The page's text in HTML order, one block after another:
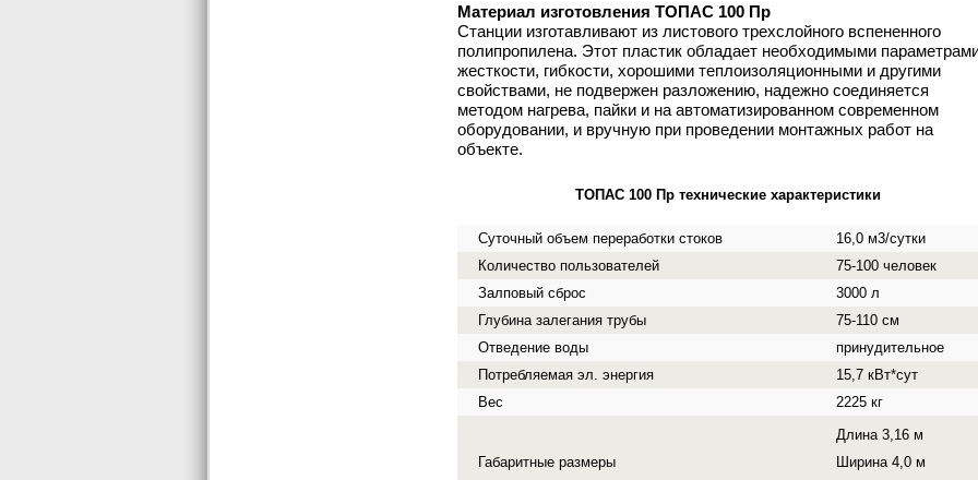
Материал изготовления ТОПАС 100 Пр
Станции изготавливают из листового трехслойного вспененного
полипропилена. Этот пластик обладает необходимыми
жесткости, гибкости, хорошими теплоизоляционными и другими
свойствами, не подвержен разложению, надежно соединяется
методом нагрева, пайки и на автоматизированном современном
оборудовании, и вручную при проведении монтажных работ на
объекте.
ТОПАС 100 Пр технические характеристики
Суточный объем переработки стоков
16,0 м3/сутки
Количество пользователей
75-100 человек
Залповый сброс
3000 л
Глубина залегания трубы
75-110 см
Отведение воды
принудительное
Потребляемая эл. энергия
15,7 кВт*сут
Вес
2225 кг
Габаритные размеры
Длина 3,16 м
Ширина 4,0 м